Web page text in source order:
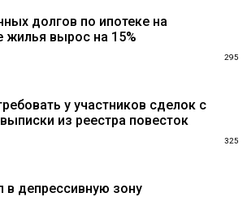
долгов по ипотеке на
жилья вырос на 15%
295
у участников сделок с
из реестра повесток
325
в депрессивную зону